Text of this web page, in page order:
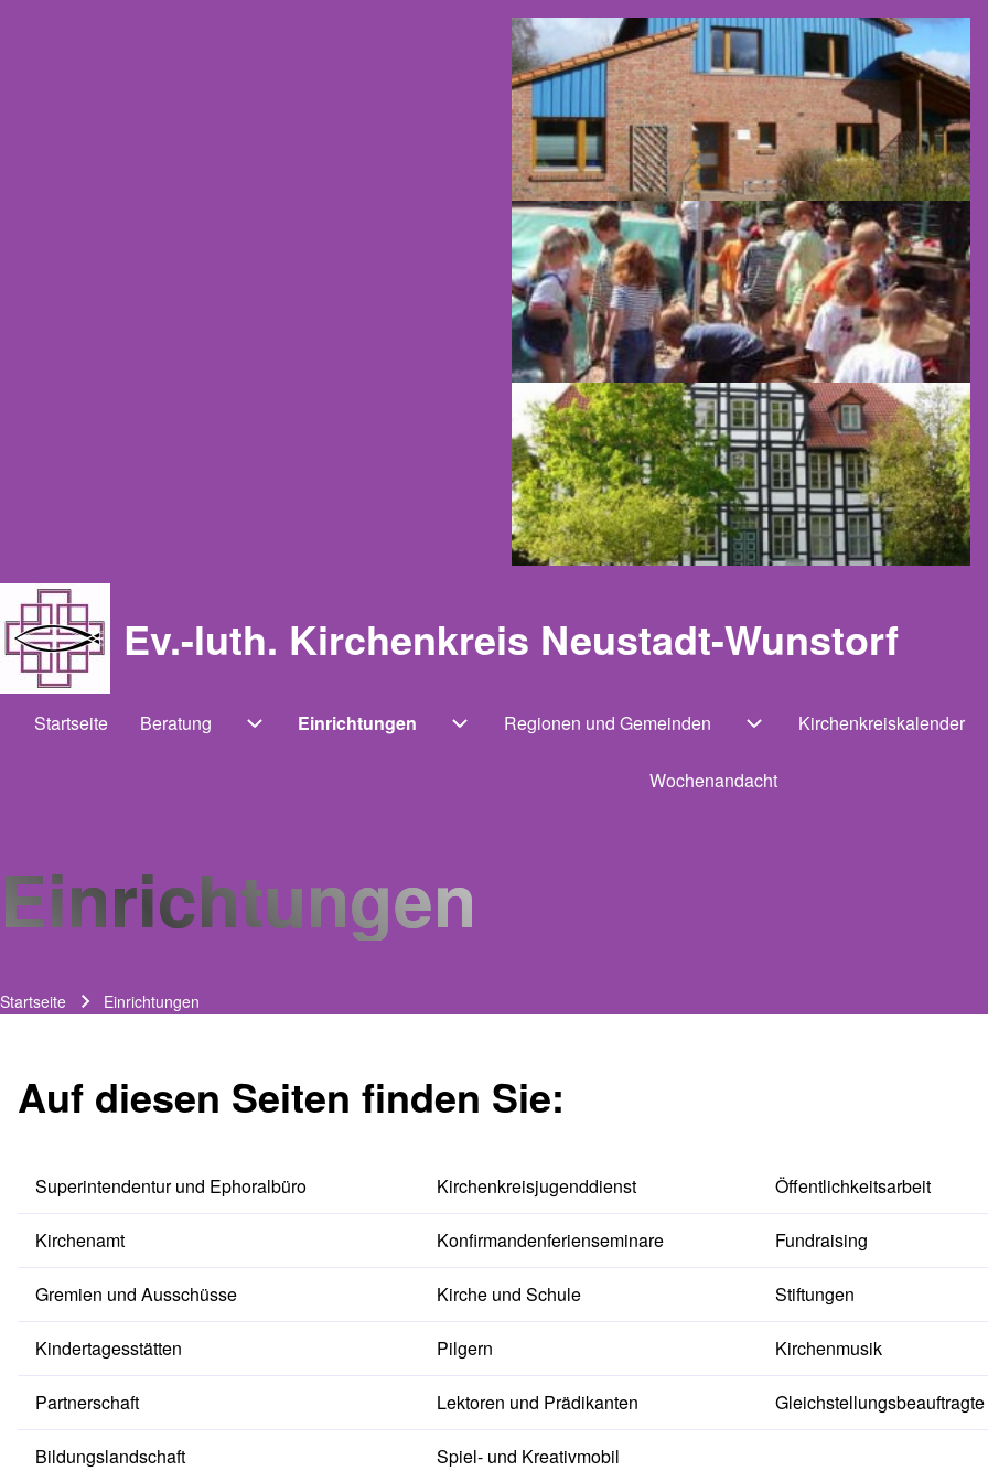
Ev.-luth. Kirchenkreis Neustadt-Wunstorf
Main navigation
Startseite Beratung
Unternavigation von Beratung
Einrichtungen
Unternavigation von Einrichtungen
Regionen und Gemeinden Kirchenkreiskalender
Wochenandacht
Einrichtungen
Startseite Einrichtungen
Auf diesen Seiten finden Sie:
Superintendentur und Ephoralbüro Kirchenkreisjugenddienst Öffentlichkeitsarbeit
Kirchenamt Konfirmandenferienseminare Fundraising
Gremien und Ausschüsse Kirche und Schule Stiftungen
Kindertagesstätten Pilgern Kirchenmusik
Partnerschaft Lektoren und Prädikanten Gleichstellungsbeauftragte
Bildungslandschaft Spiel- und Kreativmobil